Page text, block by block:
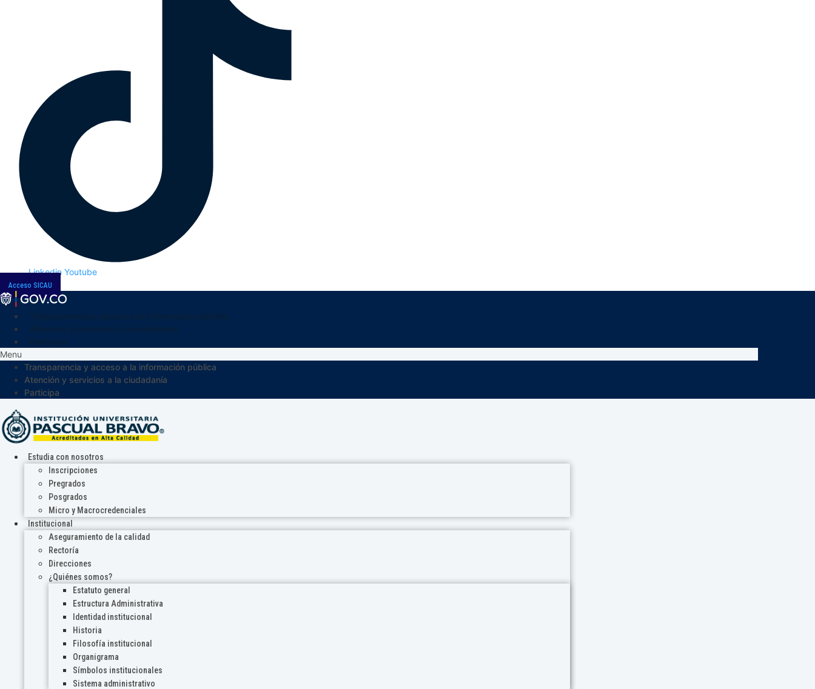
Linkedin Youtube
Acceso SICAU
Menu
Transparencia y acceso a la información pública
Atención y servicios a la ciudadanía
Participa
Estudia con nosotros
Inscripciones
Pregrados
Posgrados
Micro y Macrocredenciales
Institucional
Aseguramiento de la calidad
Rectoría
Direcciones
¿Quiénes somos?
Estatuto general
Estructura Administrativa
Identidad institucional
Historia
Filosofía institucional
Organigrama
Símbolos institucionales
Sistema administrativo